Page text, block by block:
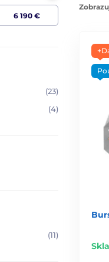
(23)
(4)
(11)